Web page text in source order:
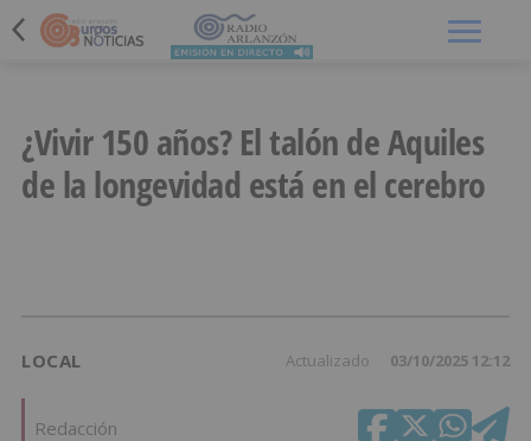
¿Vivir 150 años? El talón de Aquiles
de la longevidad está en el cerebro
LOCAL Actualizado 03/10/2025 12:12
Redacción